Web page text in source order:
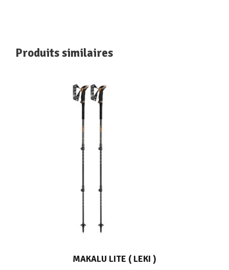
Produits similaires
MAKALU LITE ( LEKI )